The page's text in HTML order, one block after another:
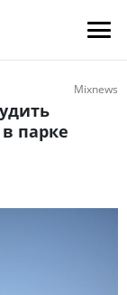
Mixnews
парке